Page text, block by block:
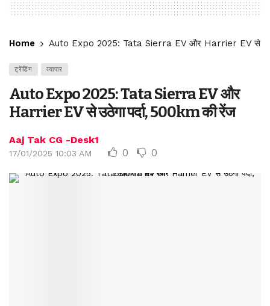
Home Auto Expo 2025: Tata Sierra EV और Harrier EV से
ट्रेंडिंग व्यापार
Auto Expo 2025: Tata Sierra EV और
Harrier EV से उठेगा पर्दा, 500km की रेंज
Aaj Tak CG -Desk1
17/01/2025 10:03 AM 0 0